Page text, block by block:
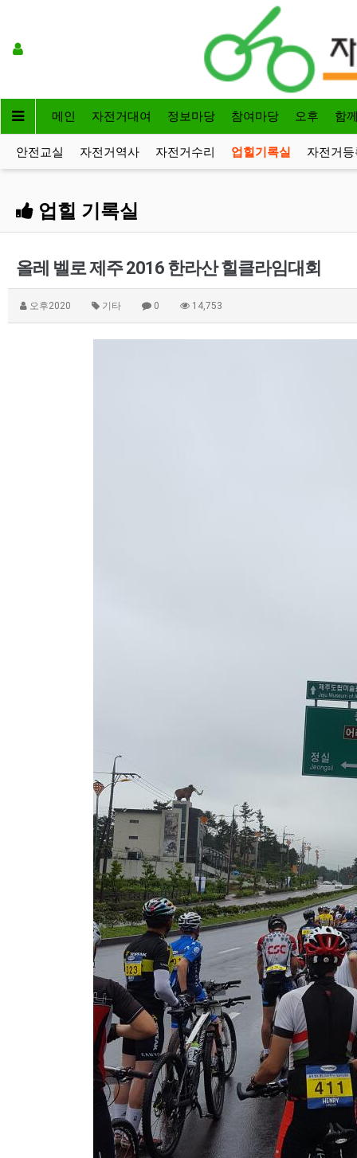
메인 자전거대여 정보마당 참여마당 오후 함
안전교실 자전거역사 자전거수리 업힐기록실 자전거
업힐 기록실
올레 벨로 제주 2016 한라산 힐클라임대회
오후2020 기타 0 14,753